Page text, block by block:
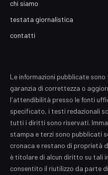
chi siamo
testata giornalistica
contatti
Le informazioni pubblicate sono
garanzia di correttezza o
l'attendibilità presso le fonti
specificato, i testi redazionali
tutti i diritti sono riservati.
stampa e terzi sono pubblicati
cronaca e restano di proprietà
è titolare di alcun diritto su tali
consentito il riutilizzo da parte